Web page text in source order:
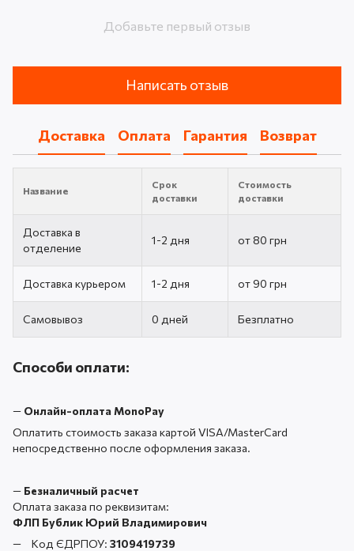
Добавьте первый отзыв
Написать отзыв
Доставка Оплата Гарантия Возврат
Название
Срок
доставки
Стоимость
доставки
Доставка в
отделение
1-2 дня от 80 грн
Доставка курьером 1-2 дня от 90 грн
Самовывоз 0 дней Безплатно
Способи оплати:
— Онлайн-оплата MonoPay
Оплатить стоимость заказа картой VISA/MasterCard
непосредственно после оформления заказа.
— Безналичный расчет
Оплата заказа по реквизитам:
ФЛП Бублик Юрий Владимирович
Код ЄДРПОУ: 3109419739